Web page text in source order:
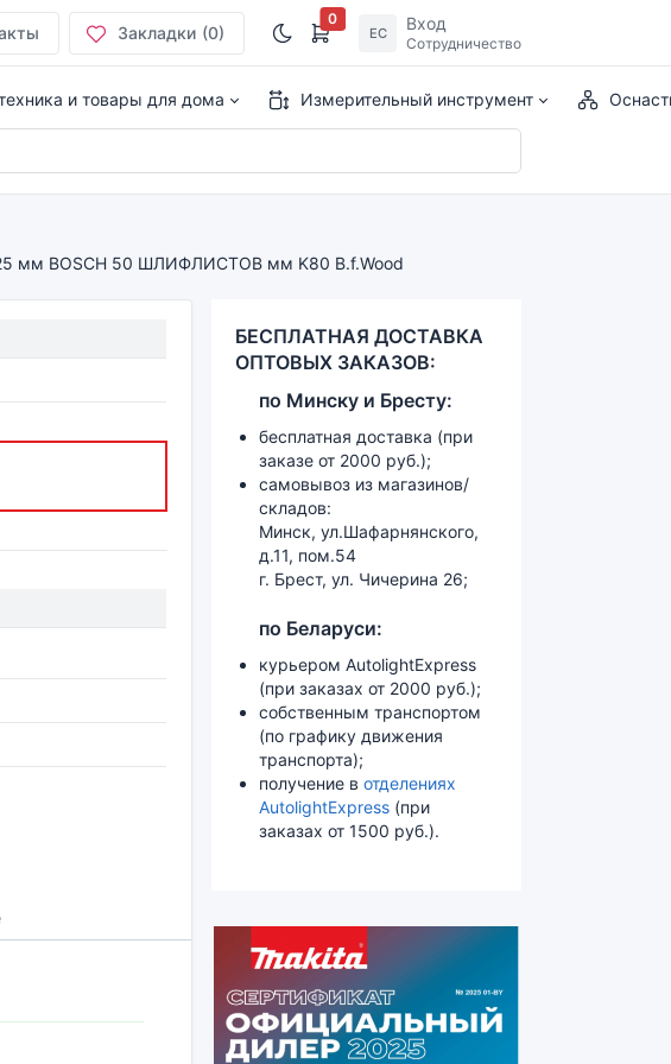
Закладки (0)
0
ЕС Вход
Сотрудничество
и товары для дома Измерительный инструмент
мм BOSCH 50 ШЛИФЛИСТОВ мм K80 B.f.Wood
БЕСПЛАТНАЯ ДОСТАВКА
ОПТОВЫХ ЗАКАЗОВ:
по Минску и Бресту:
бесплатная доставка (при
заказе от 2000 руб.);
самовывоз из магазинов/
складов:
Минск, ул.Шафарнянского,
д.11, пом.54
г. Брест, ул. Чичерина 26;
по Беларуси:
курьером AutolightExpress
(при заказах от 2000 руб.);
собственным транспортом
(по графику движения
транспорта);
получение в отделениях
AutolightExpress (при
заказах от 1500 руб.).